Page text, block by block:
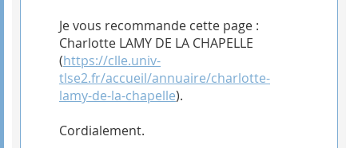
Je vous recommande cette page :
Charlotte LAMY DE LA CHAPELLE
(https://clle.univ-
tlse2.fr/accueil/annuaire/charlotte-
lamy-de-la-chapelle).
Cordialement.